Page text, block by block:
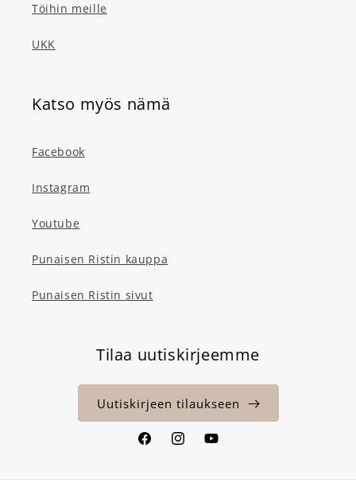
Töihin meille
UKK
Katso myös nämä
Facebook
Instagram
Youtube
Punaisen Ristin kauppa
Punaisen Ristin sivut
Tilaa uutiskirjeemme
Uutiskirjeen tilaukseen
FacebookInstagramYouTube